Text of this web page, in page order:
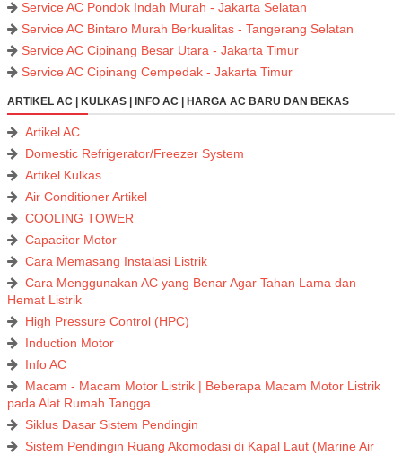
Service AC Pondok Indah Murah - Jakarta Selatan
Service AC Bintaro Murah Berkualitas - Tangerang Selatan
Service AC Cipinang Besar Utara - Jakarta Timur
Service AC Cipinang Cempedak - Jakarta Timur
ARTIKEL AC | KULKAS | INFO AC | HARGA AC BARU DAN BEKAS
Artikel AC
Domestic Refrigerator/Freezer System
Artikel Kulkas
Air Conditioner Artikel
COOLING TOWER
Capacitor Motor
Cara Memasang Instalasi Listrik
Cara Menggunakan AC yang Benar Agar Tahan Lama dan
Hemat Listrik
High Pressure Control (HPC)
Induction Motor
Info AC
Macam - Macam Motor Listrik | Beberapa Macam Motor Listrik
pada Alat Rumah Tangga
Siklus Dasar Sistem Pendingin
Sistem Pendingin Ruang Akomodasi di Kapal Laut (Marine Air